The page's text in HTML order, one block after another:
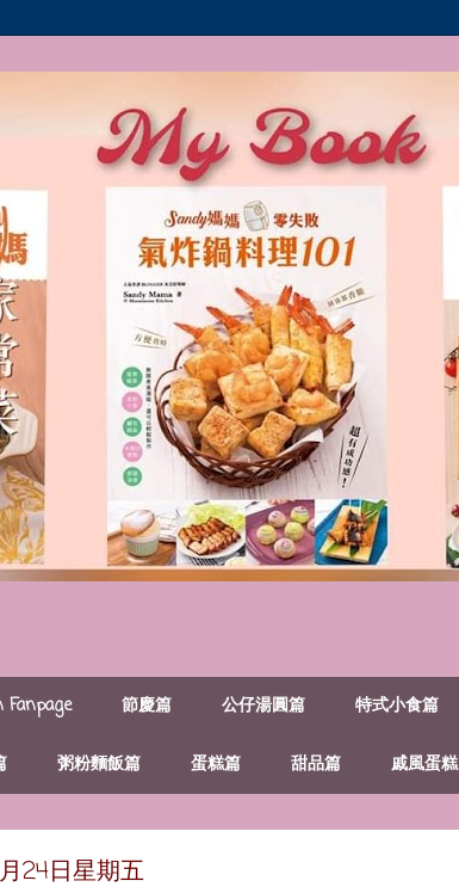
Fanpage 節慶篇 公仔湯圓篇 特式小食篇
粥粉麵飯篇 蛋糕篇 甜品篇 戚風蛋糕
24日星期五